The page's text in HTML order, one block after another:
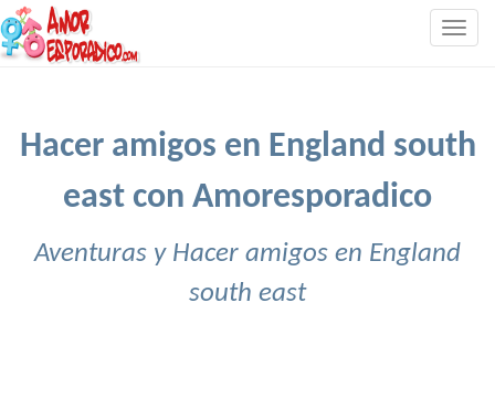
Hacer amigos en England south
east con Amoresporadico
Aventuras y Hacer amigos en England
south east